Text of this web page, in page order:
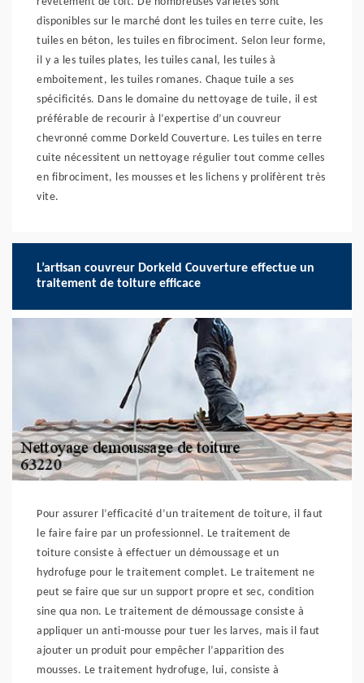
disponibles sur le marché dont les tuiles en terre cuite, les
tuiles en béton, les tuiles en fibrociment. Selon leur forme,
il y a les tuiles plates, les tuiles canal, les tuiles à
emboitement, les tuiles romanes. Chaque tuile a ses
spécificités. Dans le domaine du nettoyage de tuile, il est
préférable de recourir à l’expertise d’un couvreur
chevronné comme Dorkeld Couverture. Les tuiles en terre
cuite nécessitent un nettoyage régulier tout comme celles
en fibrociment, les mousses et les lichens y prolifèrent très
vite.
L’artisan couvreur Dorkeld Couverture effectue un
traitement de toiture efficace
Pour assurer l’efficacité d’un traitement de toiture, il faut
le faire faire par un professionnel. Le traitement de
toiture consiste à effectuer un démoussage et un
hydrofuge pour le traitement complet. Le traitement ne
peut se faire que sur un support propre et sec, condition
sine qua non. Le traitement de démoussage consiste à
appliquer un anti-mousse pour tuer les larves, mais il faut
ajouter un produit pour empêcher l’apparition des
mousses. Le traitement hydrofuge, lui, consiste à